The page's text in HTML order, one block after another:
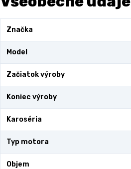
Značka
Model
Začiatok výroby
Koniec výroby
Karoséria
Typ motora
Objem